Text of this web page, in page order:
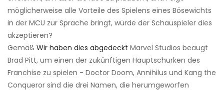
möglicherweise alle Vorteile des Spielens eines Bösewichts
in der MCU zur Sprache bringt, würde der Schauspieler dies
akzeptieren?
Gemäß Wir haben dies abgedeckt Marvel Studios beäugt
Brad Pitt, um einen der zukünftigen Hauptschurken des
Franchise zu spielen - Doctor Doom, Annihilus und Kang the
Conqueror sind die drei Namen, die herumgeworfen